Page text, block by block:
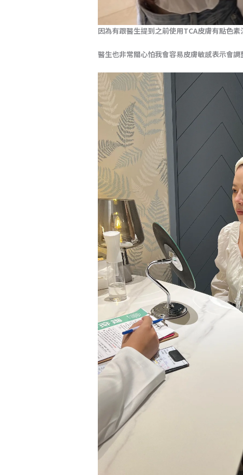
因為有跟醫生提到之前使用TCA皮膚有點色
醫生也非常關心怕我會容易皮膚敏感表示會